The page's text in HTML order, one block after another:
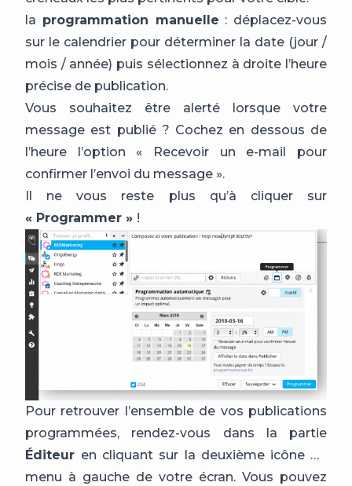
la programmation manuelle : déplacez-vous
sur le calendrier pour déterminer la date (jour /
mois / année) puis sélectionnez à droite l’heure
précise de publication.
Vous souhaitez être alerté lorsque votre
message est publié ? Cochez en dessous de
l’heure l’option « Recevoir un e-mail pour
confirmer l’envoi du message ».
Il ne vous reste plus qu’à cliquer sur
« Programmer » !
Pour retrouver l’ensemble de vos publications
programmées, rendez-vous dans la partie
Éditeur en cliquant sur la deuxième icône du
menu à gauche de votre écran. Vous pouvez